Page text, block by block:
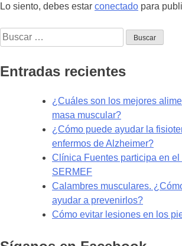
Lo siento, debes estar conectado para
Buscar:
Entradas recientes
¿Cuáles son los mejores
masa muscular?
¿Cómo puede ayudar la
enfermos de Alzheimer?
Clínica Fuentes participa en el
SERMEF
Calambres musculares.
ayudar a prevenirlos?
Cómo evitar lesiones en los